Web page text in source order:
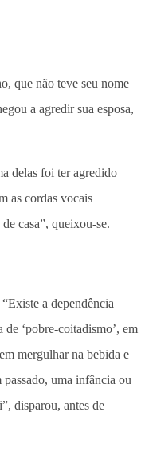
que não teve seu nome
a agredir sua esposa,
delas foi ter agredido
as cordas vocais
casa”, queixou-se.
a dependência
‘pobre-coitadismo’, em
mergulhar na bebida e
uma infância ou
disparou, antes de